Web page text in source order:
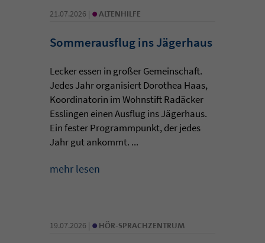
21.07.2026 | • ALTENHILFE
Sommerausflug ins Jägerhaus
Lecker essen in großer Gemeinschaft.
Jedes Jahr organisiert Dorothea Haas,
Koordinatorin im Wohnstift Radäcker
Esslingen einen Ausflug ins Jägerhaus.
Ein fester Programmpunkt, der jedes
Jahr gut ankommt. ...
mehr lesen
19.07.2026 | • HÖR-SPRACHZENTRUM